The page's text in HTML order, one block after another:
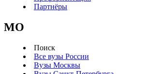
Партнёры
MO
Поиск
Все вузы России
Вузы Москвы